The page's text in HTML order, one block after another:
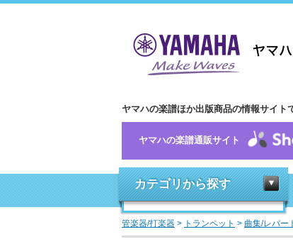
ヤマハの楽譜ほか出版商品の情報サイト
ヤマハの楽譜通販サイト
カテゴリから探す
管楽器/打楽器 > トランペット > 曲集/レパー